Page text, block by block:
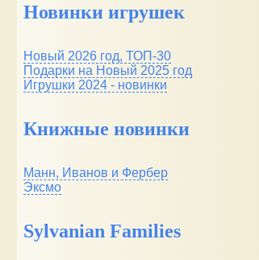
Новинки игрушек
Новый 2026 год, ТОП-30
Подарки на Новый 2025 год
Игрушки 2024 - новинки
Книжные новинки
Манн, Иванов и Фербер
Эксмо
Sylvanian Families